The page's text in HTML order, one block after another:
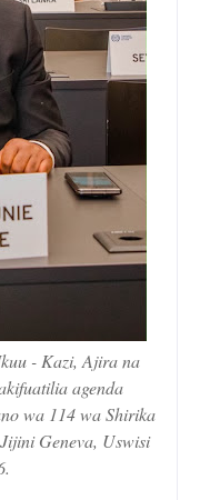
- Kazi, Ajira na
agenda
wa 114 wa Shirika
Geneva, Uswisi